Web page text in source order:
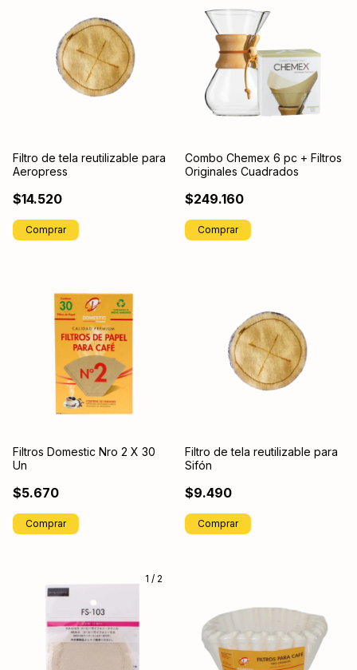
Filtro de tela reutilizable para
Aeropress
$14.520
Combo Chemex 6 pc + Filtros
Originales Cuadrados
$249.160
Filtros Domestic Nro 2 X 30
Un
$5.670
Filtro de tela reutilizable para
Sifón
$9.490
1 / 2